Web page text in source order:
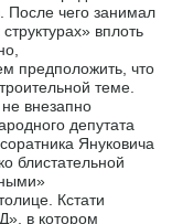
После чего занимал
вплоть
предположить, что
теме.
внезапно
депутата
Януковича
блистательной
Кстати
в котором